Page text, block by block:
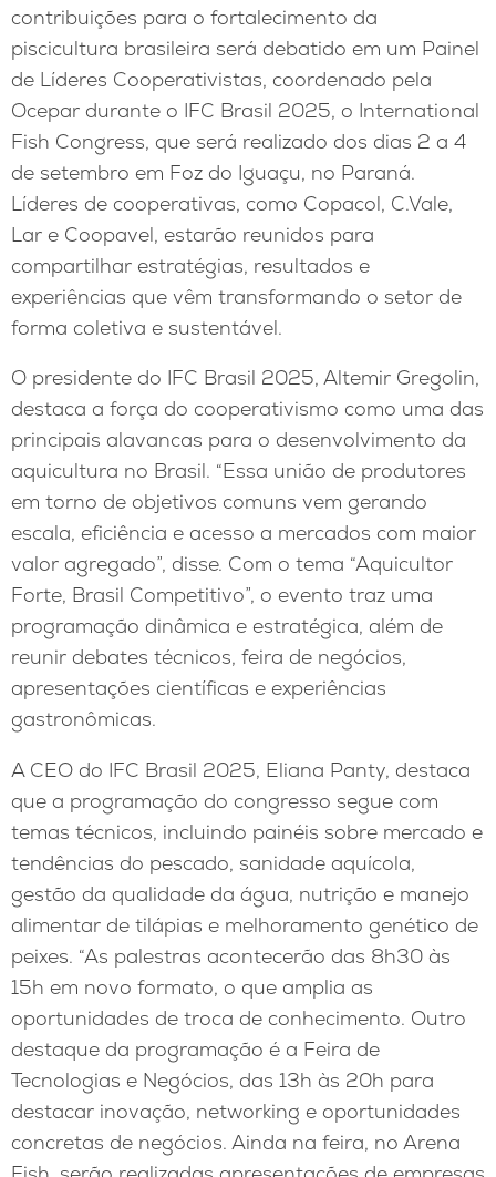
contribuições para o fortalecimento da
piscicultura brasileira será debatido em um Painel
de Líderes Cooperativistas, coordenado pela
Ocepar durante o IFC Brasil 2025, o International
Fish Congress, que será realizado dos dias 2 a 4
de setembro em Foz do Iguaçu, no Paraná.
Líderes de cooperativas, como Copacol, C.Vale,
Lar e Coopavel, estarão reunidos para
compartilhar estratégias, resultados e
experiências que vêm transformando o setor de
forma coletiva e sustentável.
O presidente do IFC Brasil 2025, Altemir Gregolin,
destaca a força do cooperativismo como uma das
principais alavancas para o desenvolvimento da
aquicultura no Brasil. “Essa união de produtores
em torno de objetivos comuns vem gerando
escala, eficiência e acesso a mercados com maior
valor agregado”, disse. Com o tema “Aquicultor
Forte, Brasil Competitivo”, o evento traz uma
programação dinâmica e estratégica, além de
reunir debates técnicos, feira de negócios,
apresentações científicas e experiências
gastronômicas.
A CEO do IFC Brasil 2025, Eliana Panty, destaca
que a programação do congresso segue com
temas técnicos, incluindo painéis sobre mercado e
tendências do pescado, sanidade aquícola,
gestão da qualidade da água, nutrição e manejo
alimentar de tilápias e melhoramento genético de
peixes. “As palestras acontecerão das 8h30 às
15h em novo formato, o que amplia as
oportunidades de troca de conhecimento. Outro
destaque da programação é a Feira de
Tecnologias e Negócios, das 13h às 20h para
destacar inovação, networking e oportunidades
concretas de negócios. Ainda na feira, no Arena